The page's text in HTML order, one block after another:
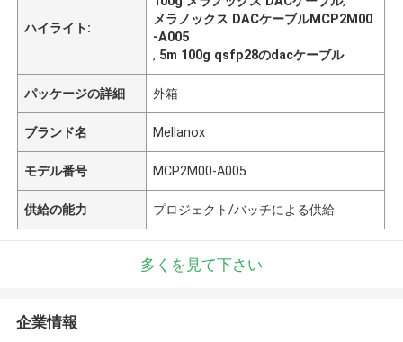
ハイライト:
メラノックス DACケーブルMCP2M00
-A005
, 5m 100g qsfp28のdacケーブル
パッケージの詳細 外箱
ブランド名 Mellanox
モデル番号 MCP2M00-A005
供給の能力 プロジェクト/バッチによる供給
多くを見て下さい
企業情報